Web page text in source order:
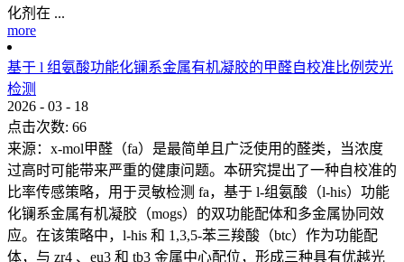
化剂在 ...
more
基于 l 组氨酸功能化镧系金属有机凝胶的甲醛自校准比例荧光
检测
2026 - 03 - 18
点击次数: 66
来源：x-mol甲醛（fa）是最简单且广泛使用的醛类，当浓度
过高时可能带来严重的健康问题。本研究提出了一种自校准的
比率传感策略，用于灵敏检测 fa，基于 l-组氨酸（l-his）功能
化镧系金属有机凝胶（mogs）的双功能配体和多金属协同效
应。在该策略中，l-his 和 1,3,5-苯三羧酸（btc）作为功能配
体，与 zr4 、eu3 和 tb3 金属中心配位，形成三种具有优越光